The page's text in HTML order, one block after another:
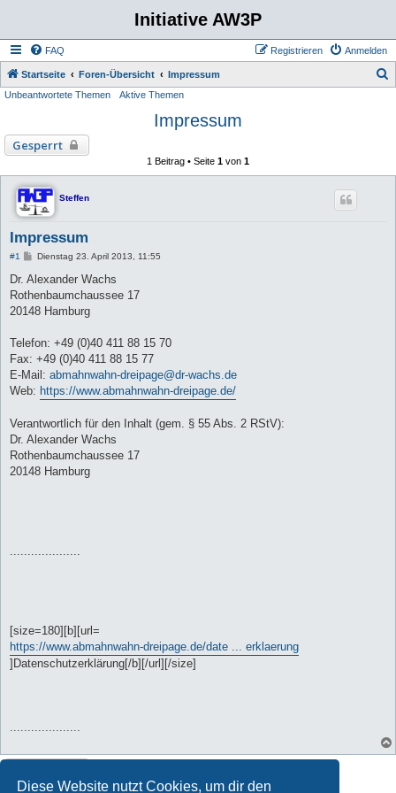
Diese Website nutzt Cookies, um dir den
Initiative AW3P
FAQ Anmelden
Registrieren
Startseite Foren-Übersicht Impressum
Unbeantwortete Themen Aktive Themen
Impressum
Gesperrt
1 Beitrag • Seite 1 von 1
Steffen
Impressum
#1
B
i
r
a
Dienstag 23. April 2013, 11:55
Dr. Alexander Wachs
Rothenbaumchaussee 17
20148 Hamburg
Telefon: +49 (0)40 411 88 15 70
Fax: +49 (0)40 411 88 15 77
E-Mail: abmahnwahn-dreipage@dr-wachs.de
Web: https://www.abmahnwahn-dreipage.de/
Verantwortlich für den Inhalt (gem. § 55 Abs. 2 RStV):
Dr. Alexander Wachs
Rothenbaumchaussee 17
20148 Hamburg
....................
[size=180][b][url=
https://www.abmahnwahn-dreipage.de/date ... erklaerung
]Datenschutzerklärung[/b][/url][/size]
....................
1 Beitrag • Seite1von 1